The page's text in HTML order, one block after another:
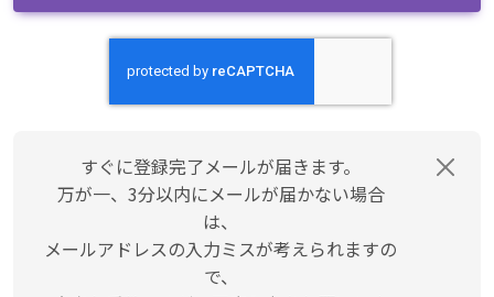
すぐに登録完了メールが届きます。
万が一、3分以内にメールが届かない場合
は、
メールアドレスの入力ミスが考えられますの
で、